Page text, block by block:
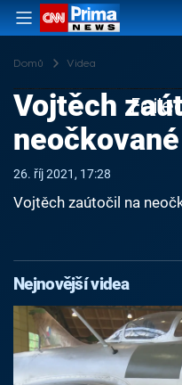
Domů Videa
Vojtěch
neočkované
26. říj 2021, 17:28
Vojtěch zaútočil na
Nejnovější videa